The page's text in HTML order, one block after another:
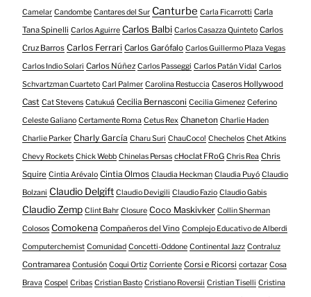
Camelar Candombe Cantares del Sur Canturbe Carla Ficarrotti Carla
Tana Spinelli Carlos Aguirre Carlos Balbi Carlos Casazza Quinteto Carlos
Cruz Barros Carlos Ferrari Carlos Garófalo Carlos Guillermo Plaza Vegas
Carlos Indio Solari Carlos Núñez Carlos Passeggi Carlos Patán Vidal Carlos
Schvartzman Cuarteto Carl Palmer Carolina Restuccia Caseros Hollywood
Cast Cat Stevens Catukuá Cecilia Bernasconi Cecilia Gimenez Ceferino
Celeste Galiano Certamente Roma Cetus Rex Chaneton Charlie Haden
Charlie Parker Charly García Charu Suri ChauCoco! Chechelos Chet Atkins
Chevy Rockets Chick Webb Chinelas Persas cHoclat FRoG Chris Rea Chris
Squire Cintia Arévalo Cintia Olmos Claudia Heckman Claudia Puyó Claudio
Bolzani Claudio Delgift Claudio Devigili Claudio Fazio Claudio Gabis
Claudio Zemp Clint Bahr Closure Coco Maskivker Collin Sherman
Colosos Comokena Compañeros del Vino Complejo Educativo de Alberdi
Computerchemist Comunidad Concetti-Oddone Continental Jazz Contraluz
Contramarea Contusión Coqui Ortiz Corriente Corsi e Ricorsi cortazar Cosa
Brava Cospel Cribas Cristian Basto Cristiano Roversii Cristian Tiselli Cristina